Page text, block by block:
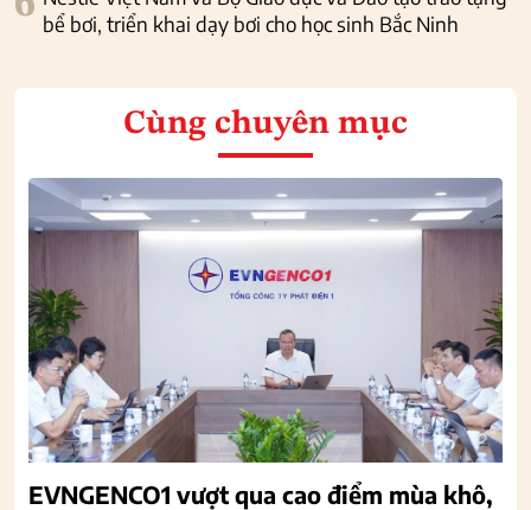
bể bơi, triển khai dạy bơi cho học sinh Bắc Ninh
Cùng chuyên mục
EVNGENCO1 vượt qua cao điểm mùa khô,